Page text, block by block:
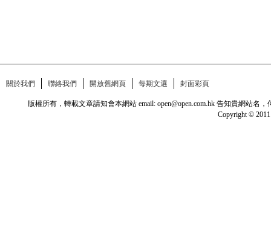
關於我們 聯絡我們 開放舊網頁 每期文選 封面彩頁
版權所有，轉載文章請知會本網站 email: open@open.com.hk 告知貴網站
Copyright © 2011